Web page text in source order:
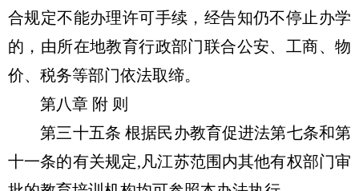
合规定不能办理许可手续，经告知仍不停止办学
的，由所在地教育行政部门联合公安、工商、物
价、税务等部门依法取缔。
第八章 附 则
第三十五条 根据民办教育促进法第七条和第
十一条的有关规定,凡江苏范围内其他有权部门审